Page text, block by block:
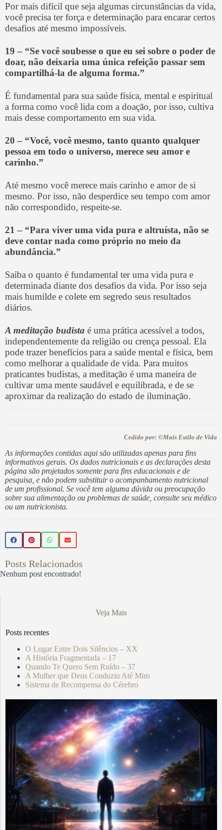
Por mais difícil que seja algumas circunstâncias da vida,
você precisa ter força e determinação para encarar certos
desafios até mesmo impossíveis.
19 – “Se você soubesse o que eu sei sobre o poder de
doar, não deixaria uma única refeição passar sem
compartilhá-la de alguma forma.”
É fundamental para sua saúde física, mental e espiritual
a forma como você lida com a doação, por isso, cultiva
mais desse comportamento em sua vida.
20 – “Você, você mesmo, tanto quanto qualquer
pessoa em todo o universo, merece seu amor e
carinho.”
Até mesmo você merece mais carinho e amor de si
mesmo. Por isso, não desperdice seu tempo com amor
não correspondido, respeite-se.
21 – “Para viver uma vida pura e altruísta, não se
deve contar nada como próprio no meio da
abundância.”
Saiba o quanto é fundamental ter uma vida pura e
determinada diante dos desafios da vida. Por isso seja
mais humilde e colete em segredo seus resultados
diários.
A meditação budista é uma prática acessível a todos,
independentemente da religião ou crença pessoal. Ela
pode trazer benefícios para a saúde mental e física, bem
como melhorar a qualidade de vida. Para muitos
praticantes budistas, a meditação é uma maneira de
cultivar uma mente saudável e equilibrada, e de se
aproximar da realização do estado de iluminação.
Cedido por: ©Mais Estilo de Vida
As informações contidas aqui são utilizadas apenas para fins
informativos gerais. Os dados nutricionais e as declarações desta
página são projetados somente para fins educacionais e de
pesquisa, e não podem substituir o acompanhamento nutricional
de um profissional. Se você tem alguma dúvida ou preocupação
sobre sua alimentação ou problemas de saúde, consulte seu médico
ou um nutricionista.
Posts Relacionados
Nenhum post encontrado!
Veja Mais
Posts recentes
O Lugar Entre Dois Silêncios – XX
A História Fragmentada – 17
Quando Te Quero Sem Ruído – 37
A Mulher que Deus Conduziu Até Mim
Sistema de Recompensa do Cérebro